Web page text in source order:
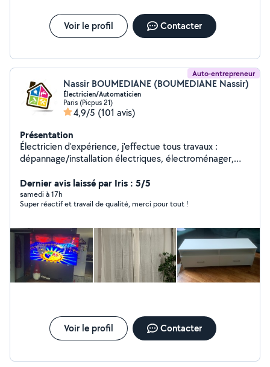
Voir le profil Contacter
Auto-entrepreneur
Nassir BOUMEDIANE (BOUMEDIANE Nassir)
Électricien/Automaticien
Paris (Picpus 21)
4,9/5 (101 avis)
Présentation
Électricien d'expérience, j'effectue tous travaux :
dépannage/installation électriques, électroménager,
montage/fixation de meuble, TV, salle de bain (paroi de
douche, porte-serviette, radiateurs, etc...).
Dernier avis laissé par Iris : 5/5
samedi à 17h
Super réactif et travail de qualité, merci pour tout !
Voir le profil Contacter